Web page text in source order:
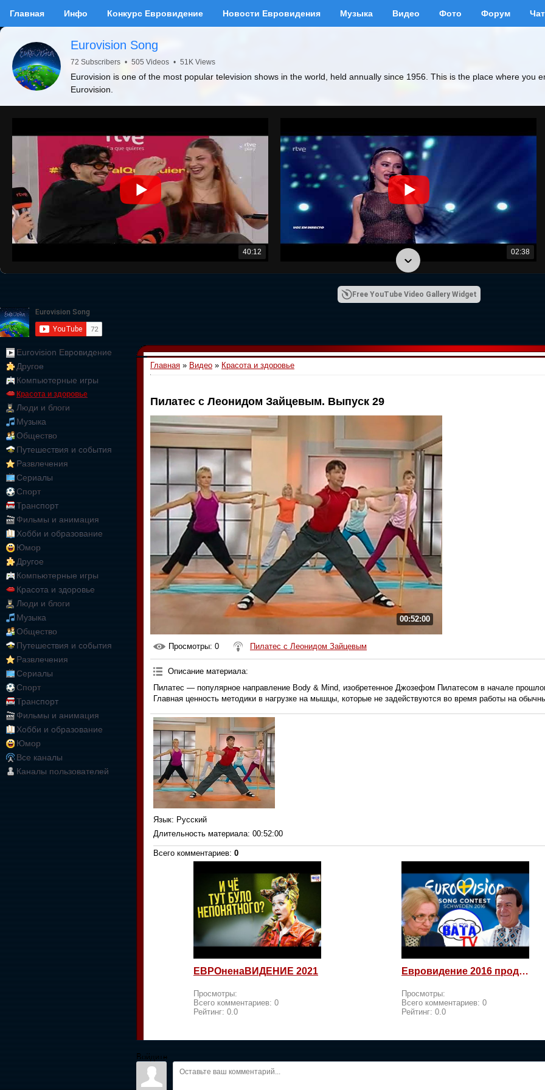
Главная Инфо Конкурс Евровидение Новости Евровидения Музыка Видео Фото Форум Чат
Eurovision Song
72 Subscribers • 505 Videos • 51K Views
Eurovision is one of the most popular television shows in the world, held annually since 1956. This is the place where you
Eurovision.
40:12 02:38
01:09:10
Free YouTube Video Gallery Widget
Eurovision Евровидение
Другое
Компьютерные игры
Красота и здоровье
Люди и блоги
Музыка
Общество
Путешествия и события
Развлечения
Сериалы
Спорт
Транспорт
Фильмы и анимация
Хобби и образование
Юмор
Другое
Компьютерные игры
Красота и здоровье
Люди и блоги
Музыка
Общество
Путешествия и события
Развлечения
Сериалы
Спорт
Транспорт
Фильмы и анимация
Хобби и образование
Юмор
Все каналы
Каналы пользователей
Главная » Видео » Красота и здоровье
Пилатес с Леонидом Зайцевым. Выпуск 29
00:52:00
Просмотры: 0 Пилатес с Леонидом Зайцевым
Описание материала:
Пилатес — популярное направление Body & Mind, изобретенное Джозефом Пилатесом в начале
Главная ценность методики в нагрузке на мышцы, которые не задействуются во время работы на
Язык: Русский
Длительность материала: 00:52:00
Всего комментариев: 0
ЕВРОненаВИДЕНИЕ 2021
Просмотры:
Всего комментариев: 0
Рейтинг: 0.0
Евровидение 2016 продолжается! Россия возмущается и посылает
Просмотры:
Всего комментариев: 0
Рейтинг: 0.0
Войдите: